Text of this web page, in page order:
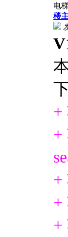
电
楼
+
+
+
+
+